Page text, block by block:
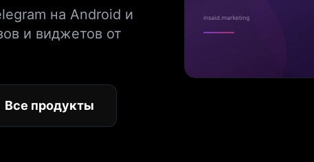
на Android и
и виджетов от
Все продукты